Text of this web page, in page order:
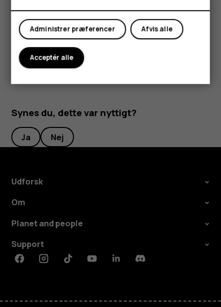
Min konto
apps, afbryde opladning eller slukke helt, om nødvendigt.
Hvis enheden ikke fungerer korrekt, skal du medbringe den
til den nærmeste autoriserede servicefacilitet.
Synes du, dette var nyttigt?
Ja Nej
Udforsk
Om
Planet and people
Support
FacebookInstagramTiktokYoutubeLinkedinDiscord
Afvis alle
Administrer præferencer
Acceptér alle